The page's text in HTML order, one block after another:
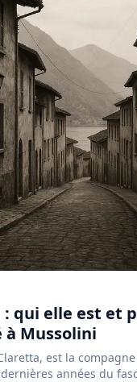
: qui elle est et
Mussolini
est la
années du